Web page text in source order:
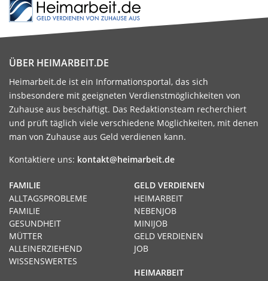
ÜBER HEIMARBEIT.DE
Heimarbeit.de ist ein Informationsportal, das sich
insbesondere mit geeigneten Verdienstmöglichkeiten von
Zuhause aus beschäftigt. Das Redaktionsteam recherchiert
und prüft täglich viele verschiedene Möglichkeiten, mit denen
man von Zuhause aus Geld verdienen kann.
Kontaktiere uns: kontakt@heimarbeit.de
GELD VERDIENEN
HEIMARBEIT
NEBENJOB
MINIJOB
GELD VERDIENEN
JOB
HEIMARBEIT
FAMILIE
ALLTAGSPROBLEME
FAMILIE
GESUNDHEIT
MÜTTER
ALLEINERZIEHEND
WISSENSWERTES